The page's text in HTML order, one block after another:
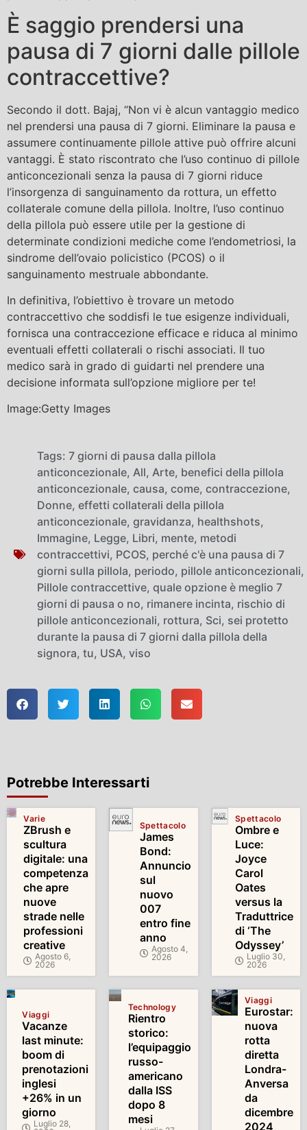
È saggio prendersi una
pausa di 7 giorni dalle pillole
contraccettive?
Secondo il dott. Bajaj, “Non vi è alcun vantaggio medico
nel prendersi una pausa di 7 giorni. Eliminare la pausa e
assumere continuamente pillole attive può offrire alcuni
vantaggi. È stato riscontrato che l’uso continuo di pillole
anticoncezionali senza la pausa di 7 giorni riduce
l’insorgenza di sanguinamento da rottura, un effetto
collaterale comune della pillola. Inoltre, l’uso continuo
della pillola può essere utile per la gestione di
determinate condizioni mediche come l’endometriosi, la
sindrome dell’ovaio policistico (PCOS) o il
sanguinamento mestruale abbondante.
In definitiva, l’obiettivo è trovare un metodo
contraccettivo che soddisfi le tue esigenze individuali,
fornisca una contraccezione efficace e riduca al minimo
eventuali effetti collaterali o rischi associati. Il tuo
medico sarà in grado di guidarti nel prendere una
decisione informata sull’opzione migliore per te!
Image:Getty Images
Tags: 7 giorni di pausa dalla pillola
anticoncezionale, All, Arte, benefici della pillola
anticoncezionale, causa, come, contraccezione,
Donne, effetti collaterali della pillola
anticoncezionale, gravidanza, healthshots,
Immagine, Legge, Libri, mente, metodi
contraccettivi, PCOS, perché c'è una pausa di 7
giorni sulla pillola, periodo, pillole anticoncezionali,
Pillole contraccettive, quale opzione è meglio 7
giorni di pausa o no, rimanere incinta, rischio di
pillole anticoncezionali, rottura, Sci, sei protetto
durante la pausa di 7 giorni dalla pillola della
signora, tu, USA, viso
Potrebbe Interessarti
Varie
ZBrush e
scultura
digitale: una
competenza
che apre
nuove
strade nelle
professioni
creative
Agosto 6,
2026
Spettacolo
James
Bond:
Annuncio
sul
nuovo
007
entro fine
anno
Agosto 4,
2026
Spettacolo
Ombre e
Luce:
Joyce
Carol
Oates
versus la
Traduttrice
di ‘The
Odyssey’
Luglio 30,
2026
Viaggi
Vacanze
last minute:
boom di
prenotazioni
inglesi
+26% in un
giorno
Luglio 28,
Technology
Rientro
storico:
l’equipaggio
russo-
americano
dalla ISS
dopo 8
mesi
Viaggi
Eurostar:
nuova
rotta
diretta
Londra-
Anversa
da
dicembre
2024